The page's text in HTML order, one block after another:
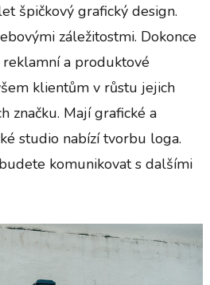
špičkový grafický design.
záležitostmi. Dokonce
a produktové
klientům v růstu jejich
značku. Mají grafické a
studio nabízí tvorbu loga.
komunikovat s dalšími